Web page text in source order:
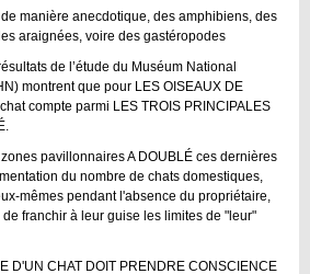
manière anecdotique, des amphibiens, des
araignées, voire des gastéropodes
de l’étude du Muséum National
montrent que pour LES OISEAUX DE
compte parmi LES TROIS PRINCIPALES
pavillonnaires A DOUBLÉ ces dernières
du nombre de chats domestiques,
mêmes pendant l'absence du propriétaire,
franchir à leur guise les limites de "leur"
D'UN CHAT DOIT PRENDRE CONSCIENCE